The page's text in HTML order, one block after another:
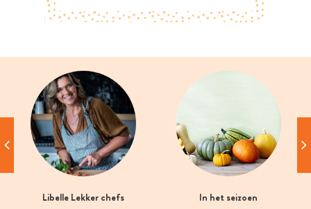
Libelle Lekker chefs In het seizoen